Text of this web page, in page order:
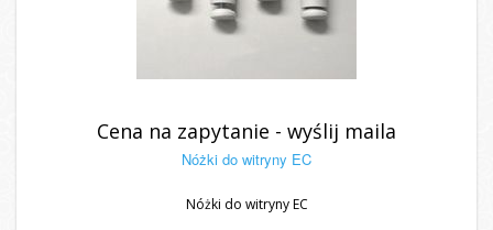
Cena na zapytanie - wyślij maila
Nóżki do witryny EC
Nóżki do witryny EC